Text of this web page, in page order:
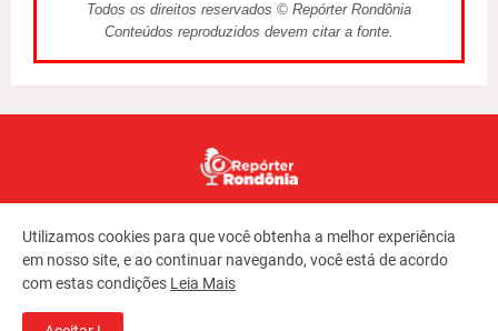
Todos os direitos reservados © Repórter Rondônia
Conteúdos reproduzidos devem citar a fonte.
Utilizamos cookies para que você obtenha a melhor experiência
em nosso site, e ao continuar navegando, você está de acordo
com estas condições Leia Mais